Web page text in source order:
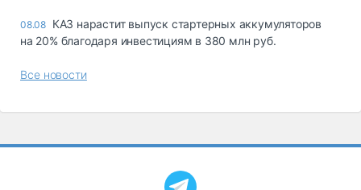
08.08 КАЗ нарастит выпуск стартерных аккумуляторов
на 20% благодаря инвестициям в 380 млн руб.
Все новости